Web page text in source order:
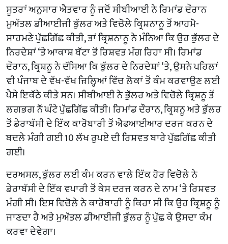
ਸੂਤਰਾਂ ਅਨੁਸਾਰ ਐਤਵਾਰ ਨੂੰ ਜਦੋਂ ਸੀਬੀਆਈ ਨੇ ਰਿਮਾਂਡ ਦੌਰਾਨ
ਮੁਅੱਤਲ ਡੀਆਈਜੀ ਭੁੱਲਰ ਅਤੇ ਵਿਚੋਲੇ ਕ੍ਰਿਸ਼ਨਾਨੂ ਤੋਂ ਆਹਮੋ-
ਸਾਹਮਣੇ ਪੁੱਛਗਿੱਛ ਕੀਤੀ, ਤਾਂ ਕ੍ਰਿਸ਼ਨਾਨੂ ਨੇ ਮੰਨਿਆ ਕਿ ਉਹ ਭੁੱਲਰ ਦੇ
ਨਿਰਦੇਸ਼ਾਂ ‘ਤੇ ਆਕਾਸ਼ ਬੱਟਾ ਤੋਂ ਰਿਸ਼ਵਤ ਮੰਗ ਰਿਹਾ ਸੀ। ਰਿਮਾਂਡ
ਦੌਰਾਨ, ਕ੍ਰਿਸ਼ਨੂ ਨੇ ਦੱਸਿਆ ਕਿ ਭੁੱਲਰ ਦੇ ਨਿਰਦੇਸ਼ਾਂ ‘ਤੇ, ਉਸਨੇ ਪਹਿਲਾਂ
ਵੀ ਪੰਜਾਬ ਦੇ ਵੱਖ-ਵੱਖ ਜ਼ਿਲ੍ਹਿਆਂ ਵਿੱਚ ਲੋਕਾਂ ਤੋਂ ਕੰਮ ਕਰਵਾਉਣ ਲਈ
ਪੈਸੇ ਇਕੱਠੇ ਕੀਤੇ ਸਨ। ਸੀਬੀਆਈ ਨੇ ਭੁੱਲਰ ਅਤੇ ਵਿਚੋਲੇ ਕ੍ਰਿਸ਼ਨੂ ਤੋਂ
ਲਗਭਗ ਨੌਂ ਘੰਟੇ ਪੁੱਛਗਿੱਛ ਕੀਤੀ। ਰਿਮਾਂਡ ਦੌਰਾਨ, ਕ੍ਰਿਸ਼ਨੂ ਅਤੇ ਭੁੱਲਰ
ਤੋਂ ਡੇਰਾਬੱਸੀ ਦੇ ਇੱਕ ਕਾਰੋਬਾਰੀ ਤੋਂ ਐਫਆਈਆਰ ਦਰਜ ਕਰਨ ਦੇ
ਬਦਲੇ ਮੰਗੀ ਗਈ 10 ਲੱਖ ਰੁਪਏ ਦੀ ਰਿਸ਼ਵਤ ਬਾਰੇ ਪੁੱਛਗਿੱਛ ਕੀਤੀ
ਗਈ।
ਦਰਅਸਲ, ਭੁੱਲਰ ਲਈ ਕੰਮ ਕਰਨ ਵਾਲੇ ਇੱਕ ਹੋਰ ਵਿਚੋਲੇ ਨੇ
ਡੇਰਾਬੱਸੀ ਦੇ ਇੱਕ ਵਪਾਰੀ ਤੋਂ ਕੇਸ ਦਰਜ ਕਰਨ ਦੇ ਨਾਮ ‘ਤੇ ਰਿਸ਼ਵਤ
ਮੰਗੀ ਸੀ। ਇਸ ਵਿਚੋਲੇ ਨੇ ਕਾਰੋਬਾਰੀ ਨੂੰ ਕਿਹਾ ਸੀ ਕਿ ਉਹ ਕ੍ਰਿਸ਼ਨੂ ਨੂੰ
ਜਾਣਦਾ ਹੈ ਅਤੇ ਮੁਅੱਤਲ ਡੀਆਈਜੀ ਭੁੱਲਰ ਨੂੰ ਪੁੱਛ ਕੇ ਉਸਦਾ ਕੰਮ
ਕਰਵਾ ਦੇਵੇਗਾ।